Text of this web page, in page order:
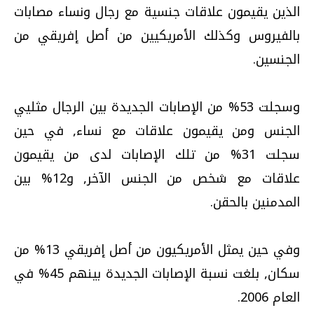
الذين يقيمون علاقات جنسية مع رجال ونساء مصابات
بالفيروس وكذلك الأمريكيين من أصل إفريقي من
الجنسين.
وسجلت 53% من الإصابات الجديدة بين الرجال مثليي
الجنس ومن يقيمون علاقات مع نساء, في حين
سجلت 31% من تلك الإصابات لدى من يقيمون
علاقات مع شخص من الجنس الآخر, و12% بين
المدمنين بالحقن.
وفي حين يمثل الأمريكيون من أصل إفريقي 13% من
سكان, بلغت نسبة الإصابات الجديدة بينهم 45% في
العام 2006.